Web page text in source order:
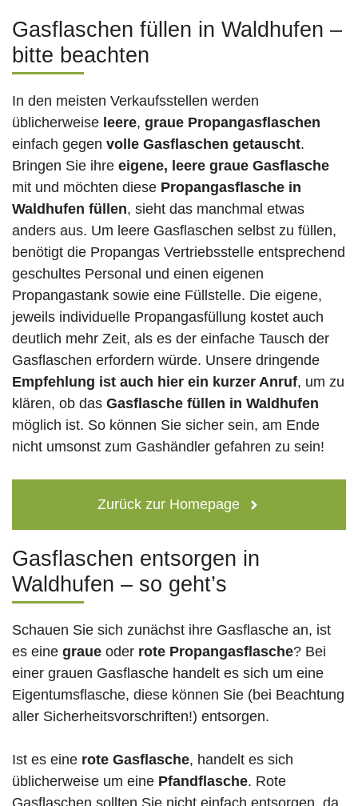
Gasflaschen füllen in Waldhufen –
bitte beachten
In den meisten Verkaufsstellen werden
üblicherweise leere, graue Propangasflaschen
einfach gegen volle Gasflaschen getauscht.
Bringen Sie ihre eigene, leere graue Gasflasche
mit und möchten diese Propangasflasche in
Waldhufen füllen, sieht das manchmal etwas
anders aus. Um leere Gasflaschen selbst zu füllen,
benötigt die Propangas Vertriebsstelle entsprechend
geschultes Personal und einen eigenen
Propangastank sowie eine Füllstelle. Die eigene,
jeweils individuelle Propangasfüllung kostet auch
deutlich mehr Zeit, als es der einfache Tausch der
Gasflaschen erfordern würde. Unsere dringende
Empfehlung ist auch hier ein kurzer Anruf, um zu
klären, ob das Gasflasche füllen in Waldhufen
möglich ist. So können Sie sicher sein, am Ende
nicht umsonst zum Gashändler gefahren zu sein!
Zurück zur Homepage
Gasflaschen entsorgen in
Waldhufen – so geht’s
Schauen Sie sich zunächst ihre Gasflasche an, ist
es eine graue oder rote Propangasflasche? Bei
einer grauen Gasflasche handelt es sich um eine
Eigentumsflasche, diese können Sie (bei Beachtung
aller Sicherheitsvorschriften!) entsorgen.
Ist es eine rote Gasflasche, handelt es sich
üblicherweise um eine Pfandflasche. Rote